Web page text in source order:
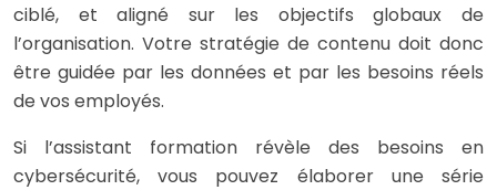
ciblé, et aligné sur les objectifs globaux de
l’organisation. Votre stratégie de contenu doit donc
être guidée par les données et par les besoins réels
de vos employés.
Si l’assistant formation révèle des besoins en
cybersécurité, vous pouvez élaborer une série